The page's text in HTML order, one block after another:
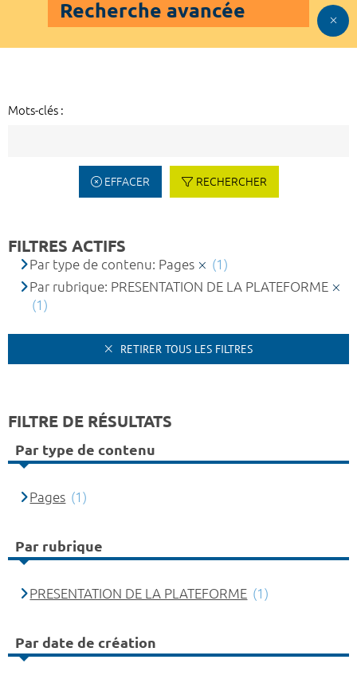
Recherche avancée
Mots-clés :
EFFACER RECHERCHER
FILTRES ACTIFS
Par type de contenu: Pages
(1)
Par rubrique: PRESENTATION DE LA PLATEFORME
(1)
RETIRER TOUS LES FILTRES
FILTRE DE RÉSULTATS
Par type de contenu
Pages (1)
Par rubrique
PRESENTATION DE LA PLATEFORME (1)
Par date de création